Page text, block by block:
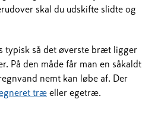
skal du udskifte slidte og
typisk så det øverste bræt ligger
På den måde får man en såkaldt
nemt kan løbe af. Der
træ eller egetræ.